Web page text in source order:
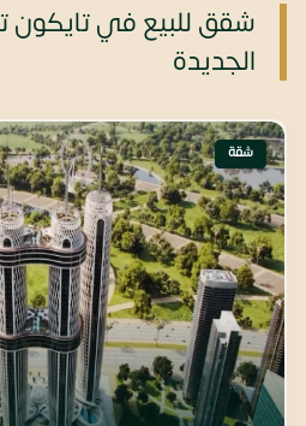
شقق للبيع في تايكون
الجديدة
شقة